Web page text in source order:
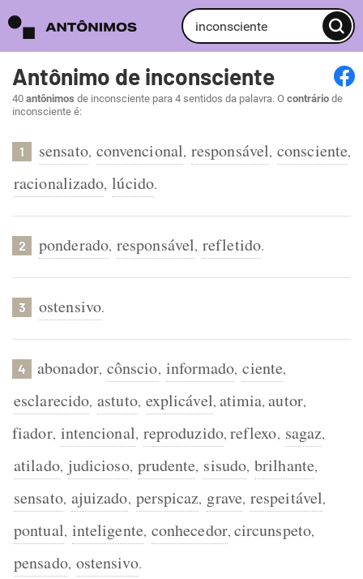
Antônimo de inconsciente
40 antônimos de inconsciente para 4 sentidos da palavra. O contrário de
inconsciente é:
1 sensato, convencional, responsável, consciente,
racionalizado, lúcido.
2 ponderado, responsável, refletido.
3 ostensivo.
4 abonador, cônscio, informado, ciente,
esclarecido, astuto, explicável, atimia,autor,
fiador, intencional, reproduzido, reflexo, sagaz,
atilado, judicioso, prudente, sisudo, brilhante,
sensato, ajuizado, perspicaz, grave, respeitável,
pontual, inteligente, conhecedor, circunspeto,
pensado, ostensivo.